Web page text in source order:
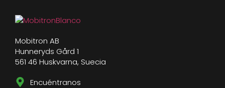
Mobitron AB
Hunneryds Gård 1
561 46 Huskvarna, Suecia
Encuéntranos